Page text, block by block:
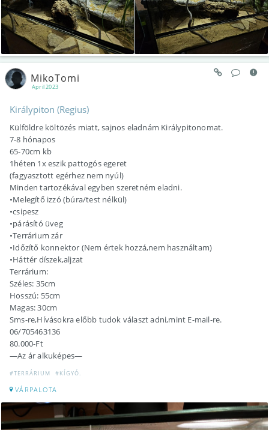
April 2023
MikoTomi
Királypiton (Regius)
Külföldre költözés miatt, sajnos eladnám Királypitonomat.
7-8 hónapos
65-70cm kb
1héten 1x eszik pattogós egeret
(fagyasztott egérhez nem nyúl)
Minden tartozékával egyben szeretném eladni.
•Melegítő izzó (búra/test nélkül)
•csipesz
•párásító üveg
•Terrárium zár
•Időzítő konnektor (Nem értek hozzá,nem használtam)
•Háttér díszek,aljzat
Terrárium:
Széles: 35cm
Hosszú: 55cm
Magas: 30cm
Sms-re,Hívásokra előbb tudok választ adni,mint E-mail-re.
06/705463136
80.000-Ft
—Az ár alkuképes—
#TERRÁRIUM #KÍGYÓ.
VÁRPALOTA